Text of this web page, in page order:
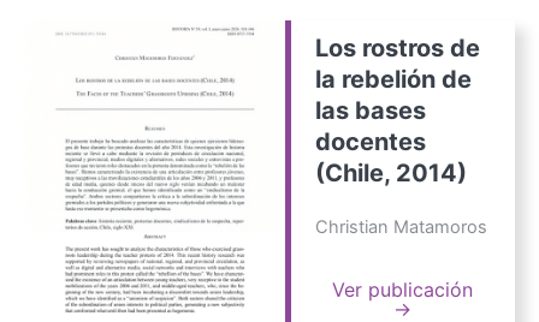
Los rostros de
la rebelión de
las bases
docentes
(Chile, 2014)
Christian Matamoros
Ver publicación
→